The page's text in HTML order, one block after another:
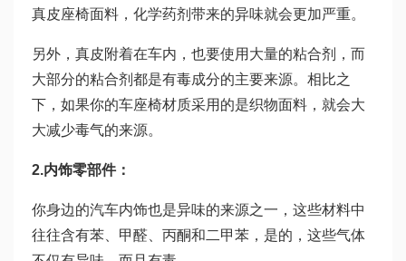
真皮座椅面料，化学药剂带来的异味就会更加严重。
另外，真皮附着在车内，也要使用大量的粘合剂，而
大部分的粘合剂都是有毒成分的主要来源。相比之
下，如果你的车座椅材质采用的是织物面料，就会大
大减少毒气的来源。
2.内饰零部件：
你身边的汽车内饰也是异味的来源之一，这些材料中
往往含有苯、甲醛、丙酮和二甲苯，是的，这些气体